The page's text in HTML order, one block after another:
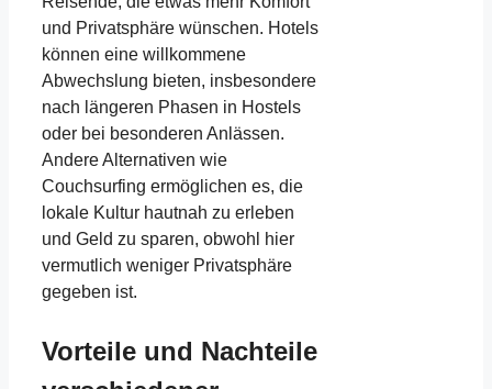
und Privatsphäre wünschen. Hotels
können eine willkommene
Abwechslung bieten, insbesondere
nach längeren Phasen in Hostels
oder bei besonderen Anlässen.
Andere Alternativen wie
Couchsurfing ermöglichen es, die
lokale Kultur hautnah zu erleben
und Geld zu sparen, obwohl hier
vermutlich weniger Privatsphäre
gegeben ist.
Vorteile und Nachteile